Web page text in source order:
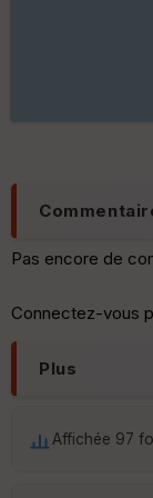
Pas encore de
Connectez-vous
Plus
Affichée 97